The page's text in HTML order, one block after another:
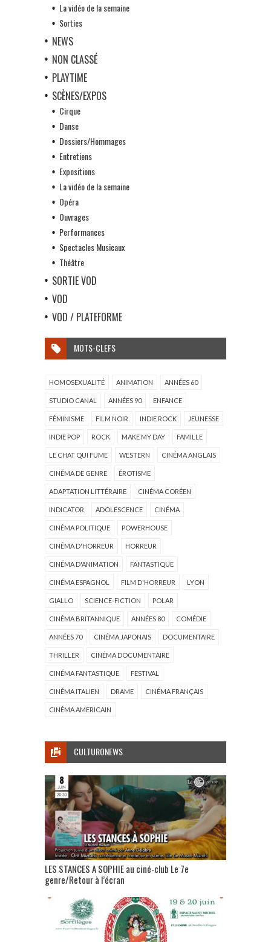
La vidéo de la semaine
Sorties
NEWS
NON CLASSÉ
PLAYTIME
SCÈNES/EXPOS
Cirque
Danse
Dossiers/Hommages
Entretiens
Expositions
La vidéo de la semaine
Opéra
Ouvrages
Performances
Spectacles Musicaux
Théâtre
SORTIE VOD
VOD
VOD / PLATEFORME
MOTS-CLEFS
HOMOSEXUALITÉ ANIMATION ANNÉES 60
STUDIO CANAL ANNÉES 90 ENFANCE
FÉMINISME FILM NOIR INDIE ROCK JEUNESSE
INDIE POP ROCK MAKE MY DAY FAMILLE
LE CHAT QUI FUME WESTERN CINÉMA ANGLAIS
CINÉMA DE GENRE ÉROTISME
ADAPTATION LITTÉRAIRE CINÉMA CORÉEN
INDICATOR ADOLESCENCE CINÉMA
CINÉMA POLITIQUE POWERHOUSE
CINÉMA D'HORREUR HORREUR
CINÉMA D'ANIMATION FANTASTIQUE
CINÉMA ESPAGNOL FILM D'HORREUR LYON
GIALLO SCIENCE-FICTION POLAR
CINÉMA BRITANNIQUE ANNÉES 80 COMÉDIE
ANNÉES 70 CINÉMA JAPONAIS DOCUMENTAIRE
THRILLER CINÉMA DOCUMENTAIRE
CINÉMA FANTASTIQUE FESTIVAL
CINÉMA ITALIEN DRAME CINÉMA FRANÇAIS
CINÉMA AMERICAIN
CULTURONEWS
LES STANCES A SOPHIE au ciné-club Le 7e
genre/Retour à l’écran